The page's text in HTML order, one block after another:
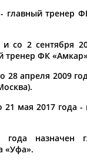
агентство СТАДИОН
апреле "Рубин"
на пост
на пост
главный тренер
и со 2 сентября
тренер ФК
28 апреля 2009
21 мая 2017 года
года назначен
«Уфа».